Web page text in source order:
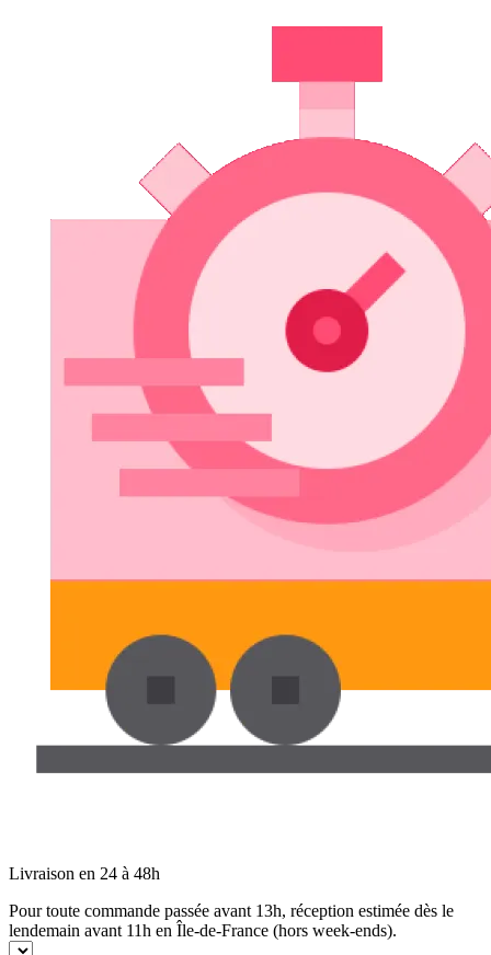
Livraison en 24 à 48h
Pour toute commande passée avant 13h, réception estimée dès le
lendemain avant 11h en Île-de-France (hors week-ends).